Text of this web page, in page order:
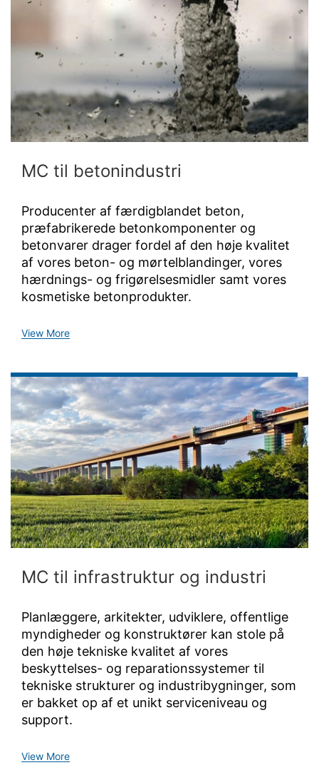
MC til betonindustri
Producenter af færdigblandet beton,
præfabrikerede betonkomponenter og
betonvarer drager fordel af den høje kvalitet
af vores beton- og mørtelblandinger, vores
hærdnings- og frigørelsesmidler samt vores
kosmetiske betonprodukter.
View More
MC til infrastruktur og industri
Planlæggere, arkitekter, udviklere, offentlige
myndigheder og konstruktører kan stole på
den høje tekniske kvalitet af vores
beskyttelses- og reparationssystemer til
tekniske strukturer og industribygninger, som
er bakket op af et unikt serviceniveau og
support.
View More